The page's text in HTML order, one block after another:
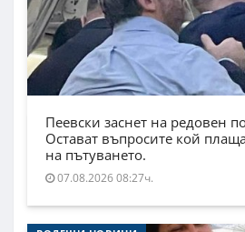
Пеевски заснет на редовен
Остават въпросите кой
на пътуването.
07.08.2026 08:27ч.